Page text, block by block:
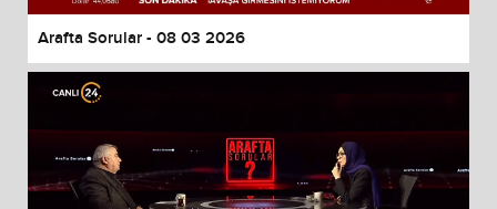
Arafta Sorular - 08 03 2026